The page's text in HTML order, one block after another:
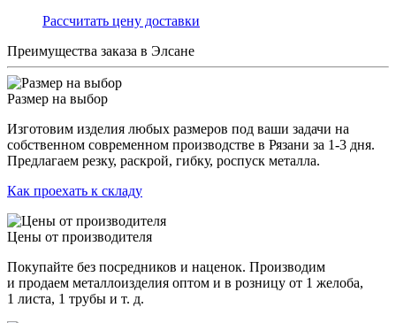
Раcсчитать цену доставки
Преимущества заказа в Элсане
Размер на выбор
Изготовим изделия любых размеров под ваши задачи на
собственном современном производстве в Рязани за 1-3 дня.
Предлагаем резку, раскрой, гибку, роспуск металла.
Как проехать к складу
Цены от производителя
Покупайте без посредников и наценок. Производим
и продаем металлоизделия оптом и в розницу от 1 желоба,
1 листа, 1 трубы и т. д.